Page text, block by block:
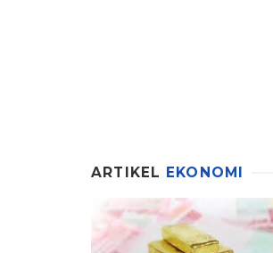
ARTIKEL EKONOMI